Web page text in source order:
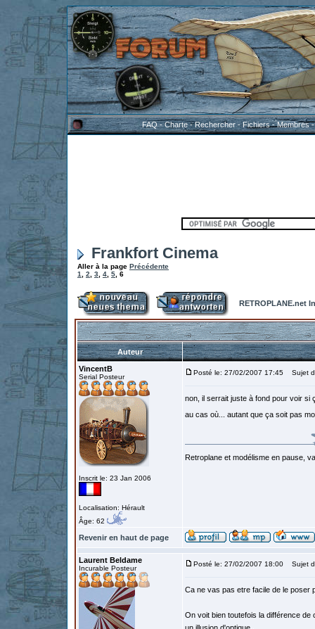
FAQ-Charte-Rechercher-Fichiers-Membres
Frankfort Cinema
Aller à la page Précédente
1
2 3 4 5 6
RETROPLANE.net
Auteur
VincentB
Serial Posteur
Inscrit le: 23 Jan 2006
Localisation: Hérault
Âge: 62
Posté le: 27/02/2007 17:45 Sujet
non, il serrait juste à fond pour voir si
au cas où... autant que ça soit pas
Retroplane et modélisme en pause,
Revenir en haut de page
Laurent Beldame
Incurable Posteur
Posté le: 27/02/2007 18:00 Sujet
Ca ne vas pas etre facile de le poser
On voit bien toutefois la différence